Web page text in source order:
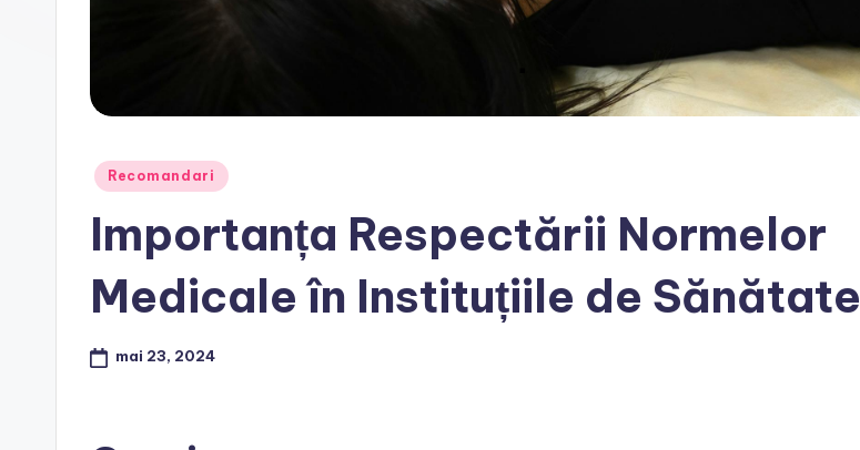
Posted
Recomandari
Importanța Respectării Normelor
Medicale în Instituțiile de Sănătate
mai 23, 2024